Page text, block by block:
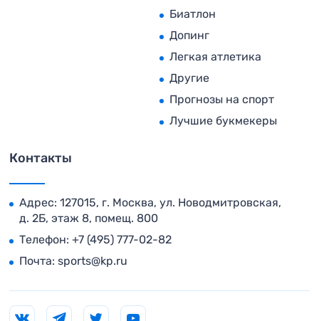
Биатлон
Допинг
Легкая атлетика
Другие
Прогнозы на спорт
Лучшие букмекеры
Контакты
Адрес: 127015, г. Москва, ул. Новодмитровская,
д. 2Б, этаж 8, помещ. 800
Телефон: +7 (495) 777-02-82
Почта: sports@kp.ru